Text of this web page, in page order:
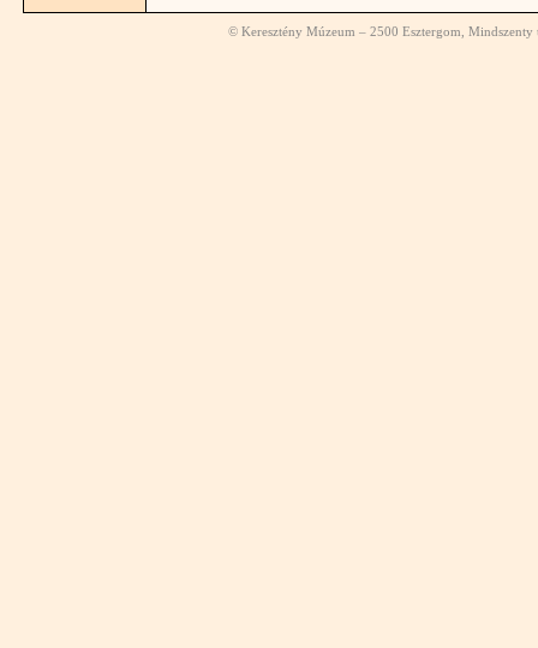
© Keresztény Múzeum – 2500 Esztergom,